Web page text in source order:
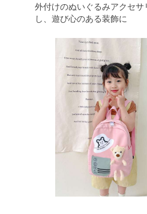
外付けのぬいぐるみアクセサ
し、遊び心のある装飾に